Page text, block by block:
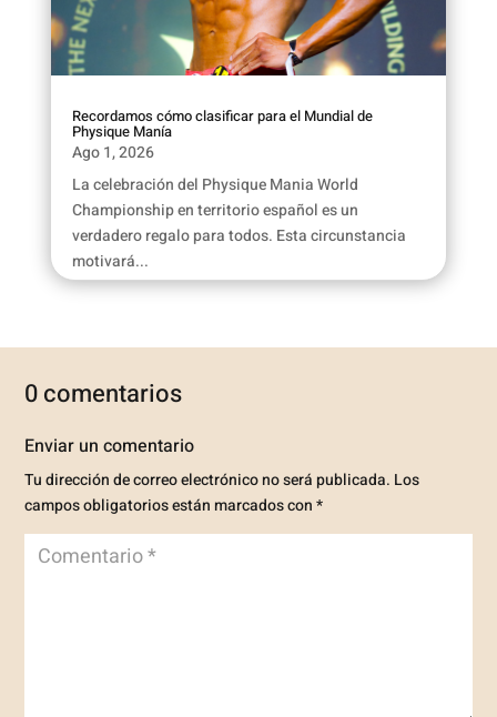
Recordamos cómo clasificar para el Mundial de
Physique Manía
Ago 1, 2026
La celebración del Physique Mania World
Championship en territorio español es un
verdadero regalo para todos. Esta circunstancia
motivará...
0 comentarios
Enviar un comentario
Tu dirección de correo electrónico no será publicada. Los
campos obligatorios están marcados con*